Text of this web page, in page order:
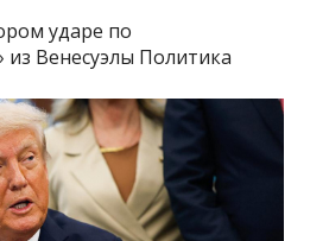
ударе по
из Венесуэлы Политика